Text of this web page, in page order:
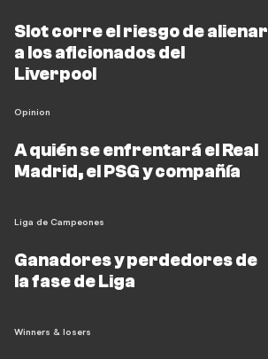
Slot corre el riesgo de alienar
a los aficionados del
Liverpool
Opinion
A quién se enfrentará el Real
Madrid, el PSG y compañía
Liga de Campeones
Ganadores y perdedores de
la fase de Liga
Winners & losers